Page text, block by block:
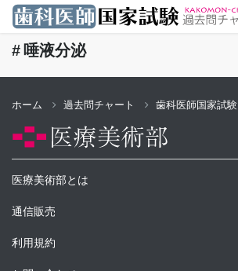
唾液分泌
ホーム 過去問チャート 歯科医師国家試験
医療美術部とは
通信販売
利用規約